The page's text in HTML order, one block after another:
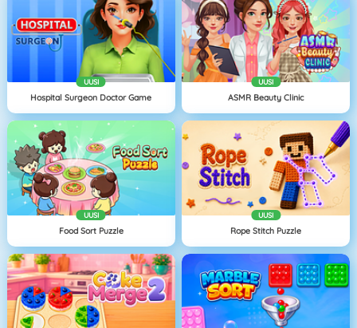
UUSI
Hospital Surgeon Doctor Game
UUSI
ASMR Beauty Clinic
UUSI
Food Sort Puzzle
UUSI
Rope Stitch Puzzle